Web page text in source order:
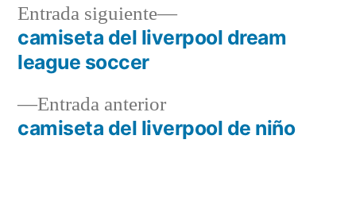
Navegación
entradas
Entrada anteriorEntrada
anterior:
camiseta del liverpool de niño
Entrada siguiente
Entrada
siguiente:
camiseta del liverpool dream
league soccer